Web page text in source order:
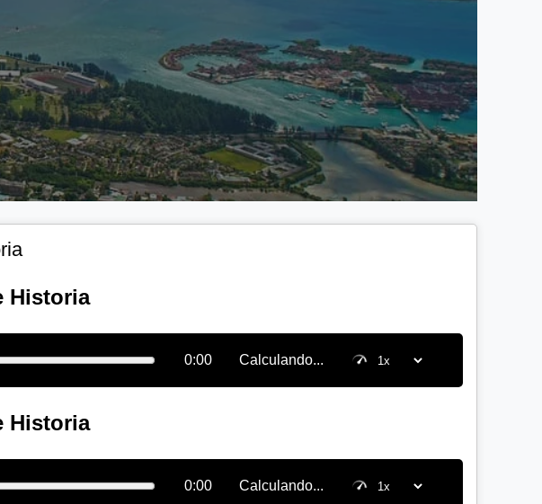
Historia
0:00 Calculando...
Historia
0:00 Calculando...